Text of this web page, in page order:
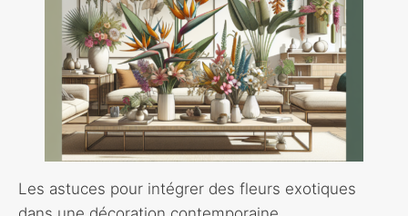
Les astuces pour intégrer des fleurs exotiques